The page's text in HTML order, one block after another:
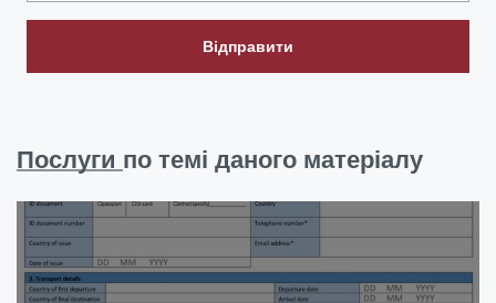
Відправити
Послуги по темі даного матеріалу